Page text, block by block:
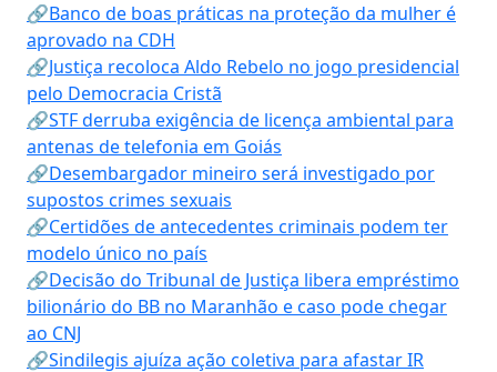
🔗Banco de boas práticas na proteção da mulher é
aprovado na CDH
🔗Justiça recoloca Aldo Rebelo no jogo presidencial
pelo Democracia Cristã
🔗STF derruba exigência de licença ambiental para
antenas de telefonia em Goiás
🔗Desembargador mineiro será investigado por
supostos crimes sexuais
🔗Certidões de antecedentes criminais podem ter
modelo único no país
🔗Decisão do Tribunal de Justiça libera empréstimo
bilionário do BB no Maranhão e caso pode chegar
ao CNJ
🔗Sindilegis ajuíza ação coletiva para afastar IR